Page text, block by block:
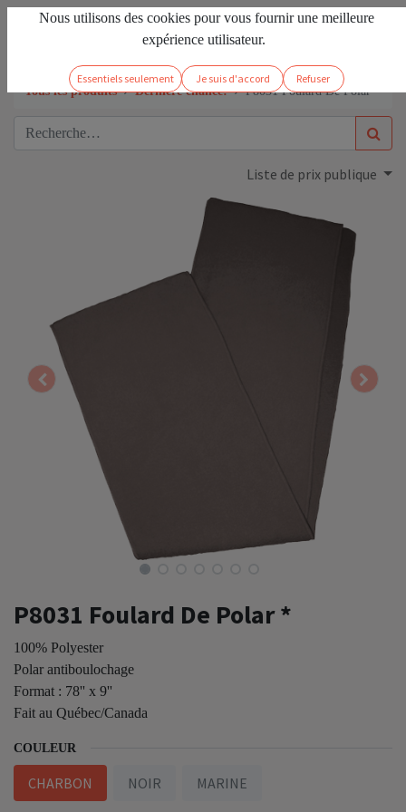
Se connecter FR
Tous les produits Dernière chance! P8031 Foulard De Polar *
Liste de prix publique
P8031 Foulard De Polar *
100% Polyester
Polar antiboulochage
Format : 78'' x 9''
Fait au Québec/Canada
COULEUR
CHARBON NOIR MARINE
Nous utilisons des cookies pour vous fournir une meilleure
expérience utilisateur.
Essentiels seulement Je suis d'accord Refuser